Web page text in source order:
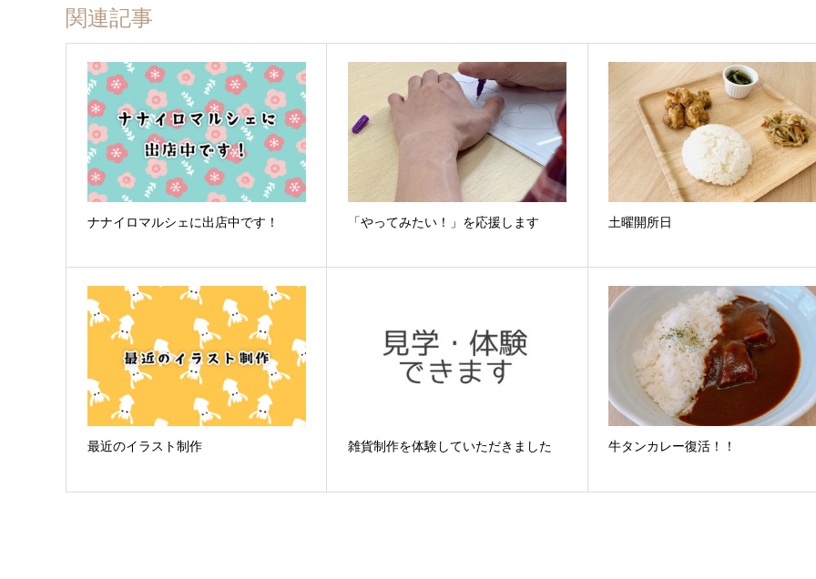
関連記事
ナナイロマルシェに出店中です！ 「やってみたい！」を応援します 土曜開所日
最近のイラスト制作 雑貨制作を体験していただきました 牛タンカレー復活！！